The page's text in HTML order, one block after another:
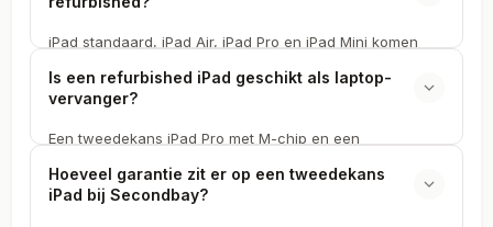
ondersteunt.
iPad standaard, iPad Air, iPad Pro en iPad Mini komen
Secondbay. Van modellen met A-chip tot de nieuwste
Is een refurbished iPad geschikt als laptop-
vervanger?
Een tweedekans iPad Pro met M-chip en een
laptopvervanger voor veel taken. De refurbished iPad Air
Hoeveel garantie zit er op een tweedekans
iPad bij Secondbay?